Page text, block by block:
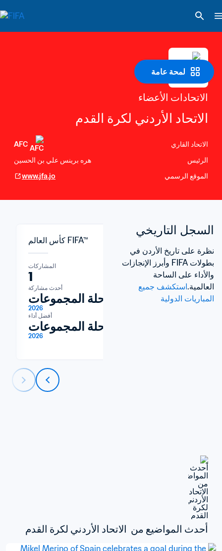
لمحة عامة
الاتحادات الأعضاء
الاتحاد الأردني لكرة القدم
الاتحاد القاري
AFC
الرئيس
هره برينس علي بن الحسين
الموقع الرسمي
www.jfa.jo
السجل التاريخي
العالمية.
المباريات الدولية
كأس العالم FIFA™
المشاركات
1
أحدث مشاركة
مرحلة المجموعات
2026
أفضل أداء
مرحلة المجموعات
2026
المشاركات
11
آخر مشاركة
2026
أحدث المواضيع من  الاتحاد الأردني لكرة القدم